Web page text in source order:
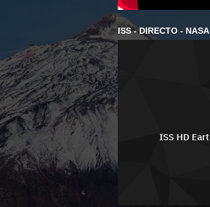
ISS - DIRECTO - NASA